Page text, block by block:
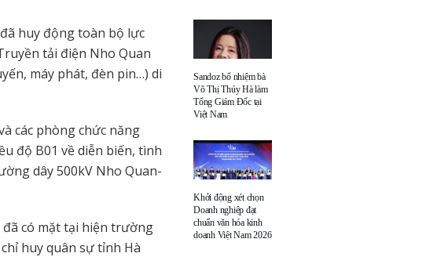
huy động toàn bộ lực
tải điện Nho Quan
máy phát, đèn pin…) di
các phòng chức năng
độ B01 về diễn biến, tình
dây 500kV Nho Quan-
đã có mặt tại hiện trường
huy quân sự tỉnh Hà
Sandoz bổ nhiệm bà
Võ Thị Thúy Hà làm
Tổng Giám Đốc tại
Việt Nam
Khởi động xét chọn
Doanh nghiệp đạt
chuẩn văn hóa kinh
doanh Việt Nam 2026